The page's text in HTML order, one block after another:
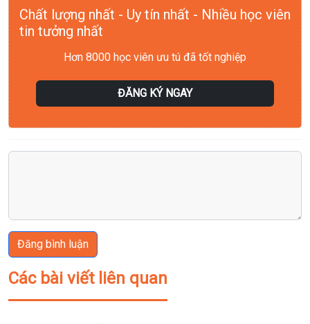
Chất lượng nhất - Uy tín nhất - Nhiều học viên
tin tưởng nhất
Hơn 8000 học viên ưu tú đã tốt nghiệp
ĐĂNG KÝ NGAY
Đăng bình luận
Các bài viết liên quan